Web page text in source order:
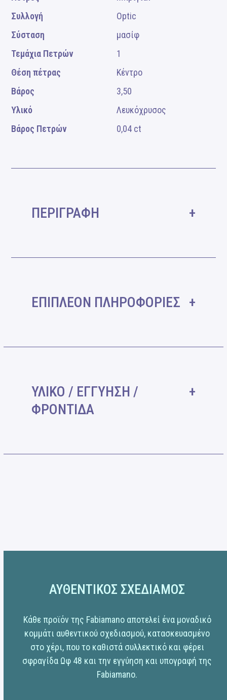
Συλλογή
Optic
Σύσταση
μασίφ
Τεμάχια Πετρών
1
Θέση πέτρας
Κέντρο
Βάρος
3,50
Υλικό
Λευκόχρυσος
Βάρος Πετρών
0,04 ct
ΠΕΡΙΓΡΑΦΗ
ΕΠΙΠΛΕΟΝ ΠΛΗΡΟΦΟΡΙΕΣ
ΥΛΙΚΟ / ΕΓΓΥΗΣΗ /
ΦΡΟΝΤΙΔΑ
ΑΥΘΕΝΤΙΚΟΣ ΣΧΕΔΙΑΜΟΣ
Κάθε προϊόν της Fabiamano αποτελεί ένα μοναδικό
κομμάτι αυθεντικού σχεδιασμού, κατασκευασμένο
στο χέρι, που το καθιστά συλλεκτικό και φέρει
σφραγίδα Ωφ 48 και την εγγύηση και υπογραφή της
Fabiamano.